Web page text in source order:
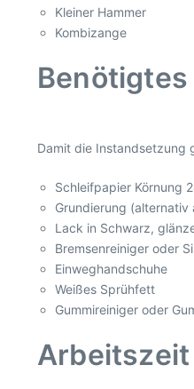
Kleiner Hammer
Kombizange
Damit die Instandsetzung
Schleifpapier Körnung
Grundierung (alternativ
Lack in Schwarz,
Bremsenreiniger oder
Einweghandschuhe
Weißes Sprühfett
Gummireiniger oder
Arbeitszeit